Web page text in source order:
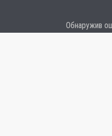
Обнаружив